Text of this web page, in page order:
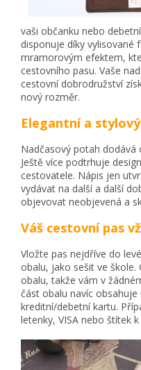
vaši občanku nebo
disponuje díky vylisované
mramorovým efektem,
cestovního pasu. Vaše
cestovní dobrodružství
nový rozměr.
Elegantní a stylový
Nadčasový potah dodává
Ještě více podtrhuje
cestovatele. Nápis jen
vydávat na další a další
objevovat neobjevená a
Váš cestovní pas
Vložte pas nejdříve do
obalu, jako sešit ve škole.
obalu, takže vám v
část obalu navíc
kreditní/debetní kartu.
letenky, VISA nebo štítek k